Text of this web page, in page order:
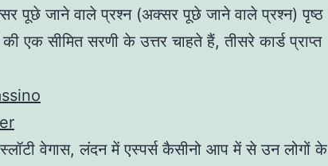
पूछे जाने वाले प्रश्न (अक्सर पूछे जाने वाले प्रश्न) पृष्ठ
एक सीमित सरणी के उत्तर चाहते हैं, तीसरे कार्ड प्राप्त
वेगास, लंदन में एस्पर्स कैसीनो आप में से उन लोगों के